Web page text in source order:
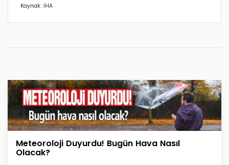
Kaynak: İHA
Meteoroloji Duyurdu! Bugün Hava Nasıl
Olacak?